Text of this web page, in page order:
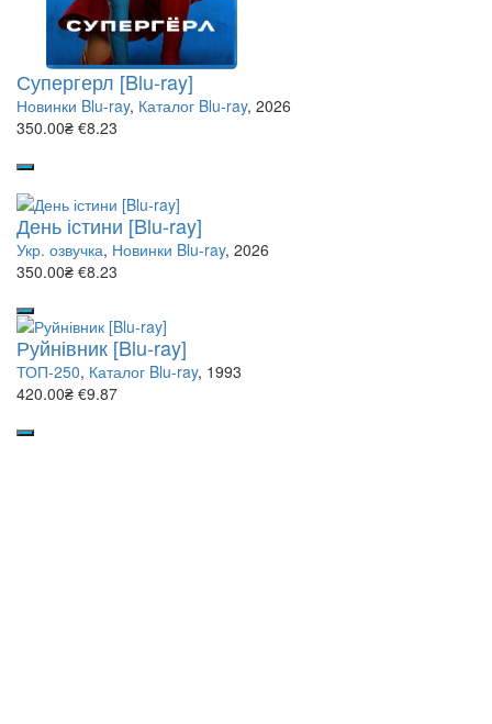
Супергерл [Blu-ray]
Новинки Blu-ray, Каталог Blu-ray, 2026
350.00₴ €8.23
День істини [Blu-ray]
Укр. озвучка, Новинки Blu-ray, 2026
350.00₴ €8.23
Руйнівник [Blu-ray]
ТОП-250, Каталог Blu-ray, 1993
420.00₴ €9.87